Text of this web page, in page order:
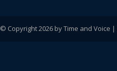
© Copyright 2026 by Time and Voice |